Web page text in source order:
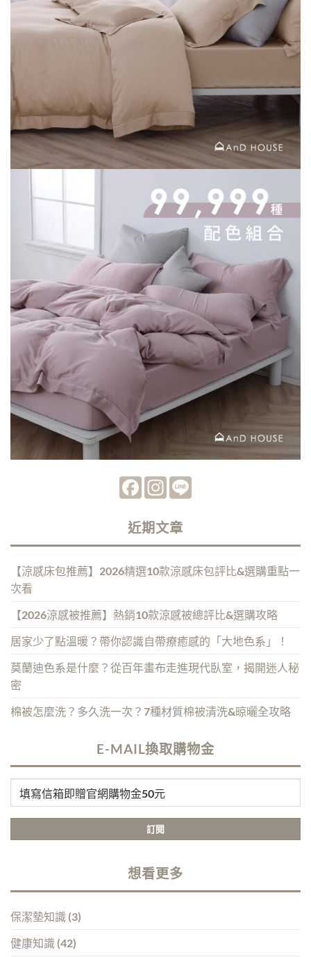
FacebookInstagram
近期文章
【涼感床包推薦】2026精選10款涼感床包評比&選購重點一
次看
【2026涼感被推薦】熱銷10款涼感被總評比&選購攻略
居家少了點溫暖？帶你認識自帶療癒感的「大地色系」！
莫蘭迪色系是什麼？從百年畫布走進現代臥室，揭開迷人秘
密
棉被怎麼洗？多久洗一次？7種材質棉被清洗&晾曬全攻略
E-MAIL換取購物金
想看更多
保潔墊知識 (3)
健康知識 (42)